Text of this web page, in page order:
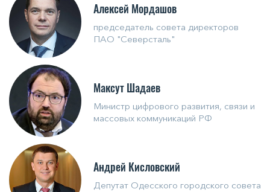
Алексей Мордашов
председатель совета директоров
ПАО "Северсталь"
Максут Шадаев
Министр цифрового развития, связи и
массовых коммуникаций РФ
Андрей Кисловский
Депутат Одесского городского совета